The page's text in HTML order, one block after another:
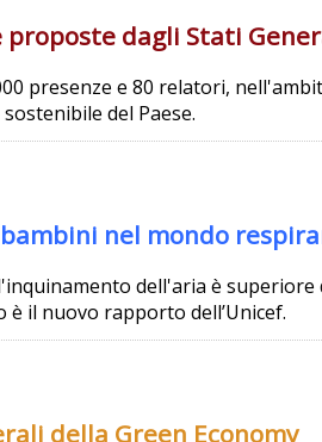
dagli Stati
presenze e 80 relatori,
del Paese.
nel mondo
dell'aria è
il nuovo rapporto dell’Unicef.
della Green Economy